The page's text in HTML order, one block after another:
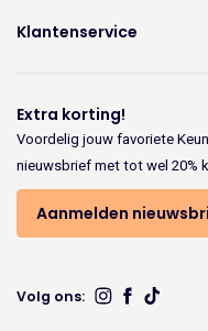
Klantenservice
Extra korting!
Voordelig jouw favoriete
nieuwsbrief met tot wel 20%
Aanmelden
Volg ons: